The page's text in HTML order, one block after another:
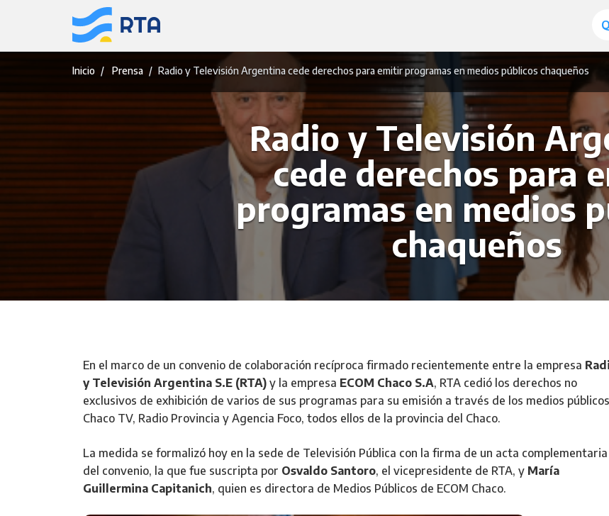
Inicio Prensa Radio y Televisión Argentina cede derechos para emitir programas en medios públicos chaqueños
Radio y Televisión
cede derechos para
programas en medios
chaqueños
En el marco de un convenio de colaboración recíproca firmado recientemente entre la empresa
y Televisión Argentina S.E (RTA) y la empresa ECOM Chaco S.A, RTA cedió los derechos no
exclusivos de exhibición de varios de sus programas para su emisión a través de los medios públicos
Chaco TV, Radio Provincia y Agencia Foco, todos ellos de la provincia del Chaco.
La medida se formalizó hoy en la sede de Televisión Pública con la firma de un acta complementaria
del convenio, la que fue suscripta por Osvaldo Santoro, el vicepresidente de RTA, y María
Guillermina Capitanich, quien es directora de Medios Públicos de ECOM Chaco.